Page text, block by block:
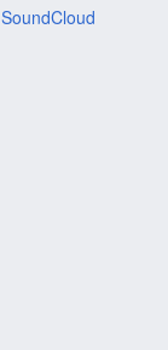
SoundCloud